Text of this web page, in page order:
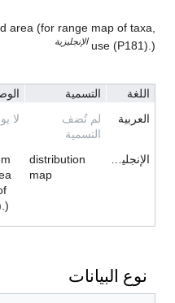
area (for range map of taxa,
use (P181).) الإنجليزية
اللغة التسمية
العربية
لم تُضف
التسمية
لا
الإنجليزية
distribution
map
نوع البيانات